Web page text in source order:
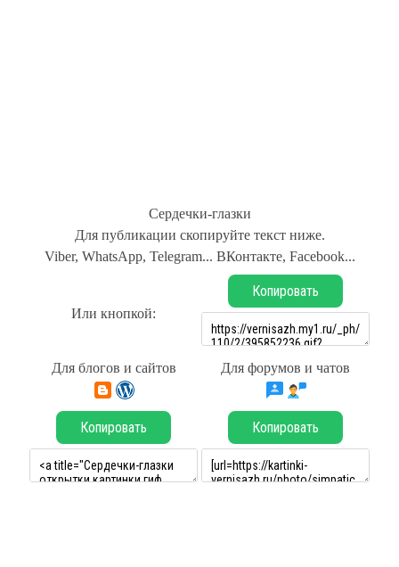
Сердечки-глазки
Для публикации скопируйте текст ниже.
Viber, WhatsApp, Telegram... ВКонтакте, Facebook...
Или кнопкой:
Копировать
Для блогов и сайтов Для форумов и чатов
Копировать Копировать